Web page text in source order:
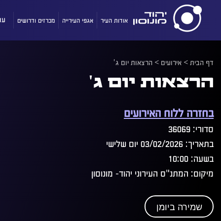
אודות העיר אגפי העירייה מכרזים ודרושים
דף הבית> אירועים > הרצאות יום ג'
הרצאות יום ג'
בחזרה ללוח האירועים
סדורי: 36069
בתאריך: 03/02/2026 יום שלישי
בשעה: 10:00
מיקום: המתנ"ס העירוני יהוד- מונוסון
שמירה ביומן